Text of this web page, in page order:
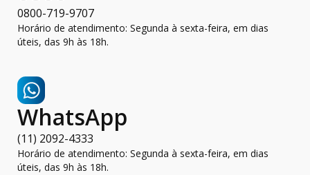
0800-719-9707
Horário de atendimento: Segunda à sexta-feira, em dias
úteis, das 9h às 18h.
WhatsApp
(11) 2092-4333
Horário de atendimento: Segunda à sexta-feira, em dias
úteis, das 9h às 18h.